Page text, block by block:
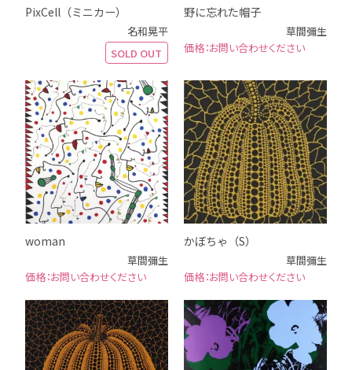
PixCell（ミニカー）
名和晃平
SOLD OUT
野に忘れた帽子
草間彌生
お問い合わせください
woman
草間彌生
お問い合わせください
かぼちゃ（S）
草間彌生
お問い合わせください